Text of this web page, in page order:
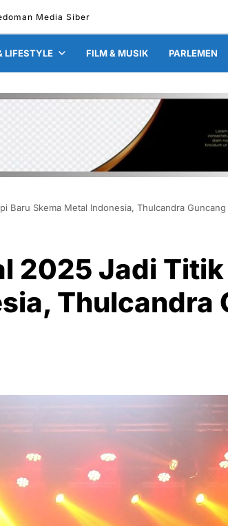
Media Siber
LIFESTYLE FILM & MUSIK PARLEMEN
Baru Skema Metal Indonesia, Thulcandra Guncang
2025 Jadi
Thulcandra